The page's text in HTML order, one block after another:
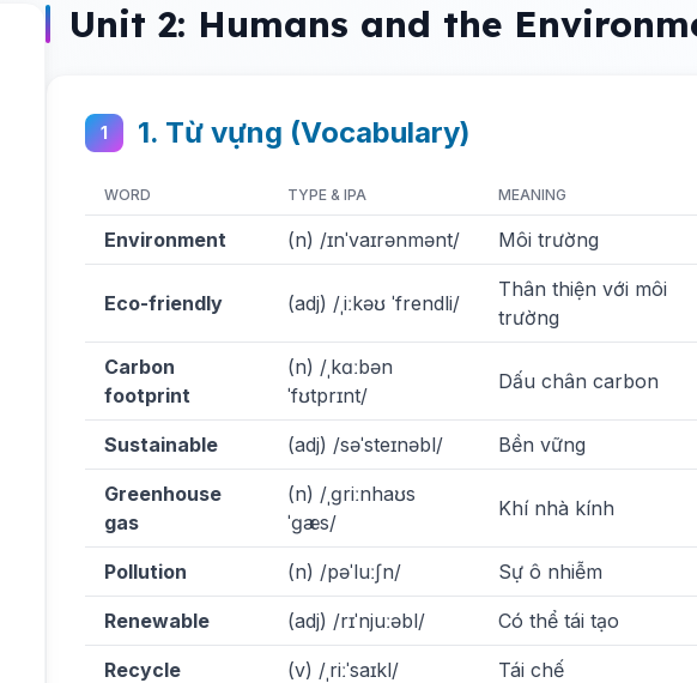
Unit 2: Humans and the
1 1. Từ vựng (Vocabulary)
WORD TYPE & IPA MEANING
Environment (n) /ɪnˈvaɪrənmənt/ Môi trường
Eco-friendly (adj) /ˌiːkəʊ ˈfrendli/
Thân thiện với môi
trường
Carbon
footprint
(n) /ˌkɑːbən
ˈfʊtprɪnt/
Dấu chân carbon
Sustainable (adj) /səˈsteɪnəbl/ Bền vững
Greenhouse
gas
(n) /ˌɡriːnhaʊs
ˈɡæs/
Khí nhà kính
Pollution (n) /pəˈluːʃn/ Sự ô nhiễm
Renewable (adj) /rɪˈnjuːəbl/ Có thể tái tạo
Recycle (v) /ˌriːˈsaɪkl/ Tái chế